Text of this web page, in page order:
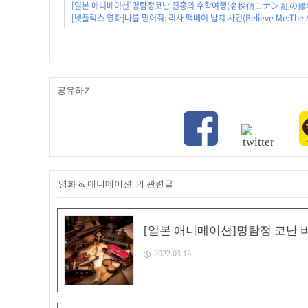
[일본 애니메이션]명탐정코난 진홍의 수학여행(名探偵コナン 紅の
[넷플릭스 영화]나를 믿어줘: 리사 맥베이 납치 사건(Believe
공유하기
'영화 & 애니메이션' 의 관련글
[일본 애니메이션]명탐정 코난
2022.03.18